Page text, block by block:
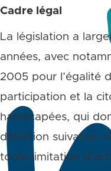
Cadre légal
La législation a
années, avec
2005 pour l’égalité
participation et la
handicapées, qui
définition suivante:
toute limitation